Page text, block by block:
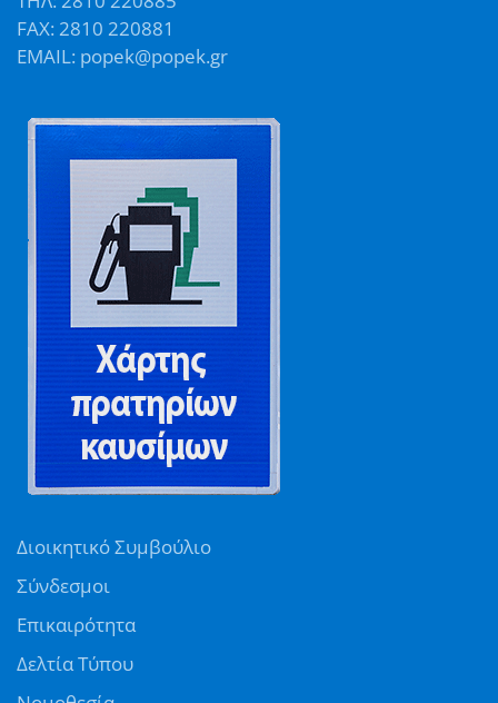
FAX: 2810 220881
EMAIL: popek@popek.gr
Διοικητικό Συμβούλιο
Σύνδεσμοι
Επικαιρότητα
Δελτία Τύπου